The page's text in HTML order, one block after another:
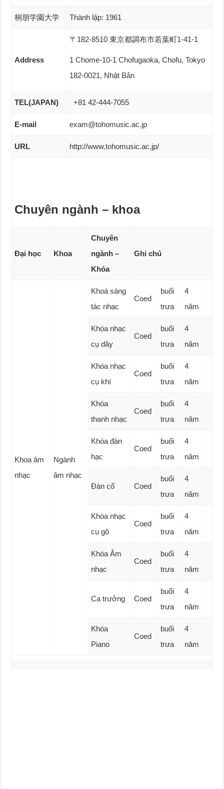
桐朋学園大学 Thành lập: 1961
Address
〒182-8510 東京都調布市若葉町1-41-1
1 Chome-10-1 Chofugaoka, Chofu, Tokyo
182-0021, Nhật Bản
TEL(JAPAN) +81 42-444-7055
E-mail exam@tohomusic.ac.jp
URL http://www.tohomusic.ac.jp/
Chuyên ngành – khoa
Đại học Khoa
Chuyên
ngành –
Khóa
Ghi chú
Khoa âm
nhạc
Ngành
âm nhạc
Khoá sáng
tác nhạc
Coed
buổi
trưa
4
năm
Khóa nhạc
cụ dây
Coed
buổi
trưa
4
năm
Khóa nhạc
cụ khí
Coed
buổi
trưa
4
năm
Khóa
thanh nhạc
Coed
buổi
trưa
4
năm
Khóa đàn
hạc
Coed
buổi
trưa
4
năm
Đàn cổ Coed
buổi
trưa
4
năm
Khóa nhạc
cụ gõ
Coed
buổi
trưa
4
năm
Khóa Âm
nhạc
Coed
buổi
trưa
4
năm
Ca trưởng Coed
buổi
trưa
4
năm
Khóa
Piano
Coed
buổi
trưa
4
năm